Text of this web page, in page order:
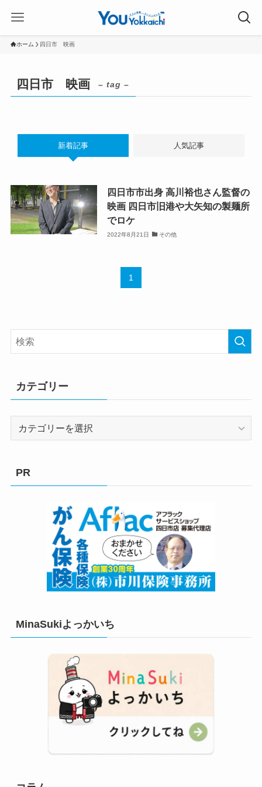
ホーム 四日市 映画
四日市 映画 – tag –
新着記事 人気記事
四日市市出身 高川裕也さん監督の
映画 四日市旧港や大矢知の製麺所
でロケ
2022年8月21日 その他
1
カテゴリー
PR
MinaSukiよっかいち